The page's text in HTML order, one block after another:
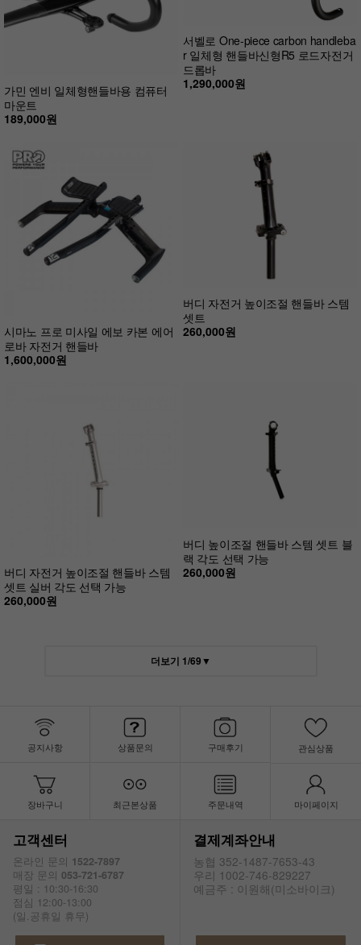
가민 엔비 일체형핸들바용 컴퓨터
마운트
189,000원
서벨로 One-piece carbon handleba
r 일체형 핸들바신형R5 로드자전거
드롭바
1,290,000원
시마노 프로 미사일 에보 카본 에어
로바 자전거 핸들바
1,600,000원
버디 자전거 높이조절 핸들바 스템
셋트
260,000원
버디 자전거 높이조절 핸들바 스템
셋트 실버 각도 선택 가능
260,000원
버디 높이조절 핸들바 스템 셋트 블
랙 각도 선택 가능
260,000원
더보기 1/69▼
공지사항 상품문의 구매후기 관심상품
장바구니 최근본상품 주문내역 마이페이지
고객센터
온라인 문의 1522-7897
매장 문의 053-721-6787
평일 : 10:30-16:30
점심 12:00-13:00
(일.공휴일 휴무)
결제계좌안내
농협 352-1487-7653-43
우리 1002-746-829227
예금주 : 이원해(미소바이크)